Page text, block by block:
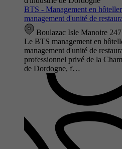
BTS - Management en
management d'unité de
Boulazac Isle Manoire
Le BTS management en
management d'unité de
professionnel privé de la
de Dordogne, f…